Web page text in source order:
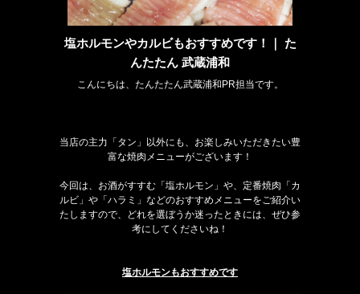
塩ホルモンやカルビもおすすめです！｜ た
んたたん 武蔵浦和
こんにちは、たんたたん武蔵浦和PR担当です。
当店の主力「タン」以外にも、お楽しみいただきたい豊
富な焼肉メニューがございます！
今回は、お酒がすすむ「塩ホルモン」や、定番焼肉「カ
ルビ」や「ハラミ」などのおすすめメニューをご紹介い
たしますので、どれを選ぼうか迷ったときには、ぜひ参
考にしてくださいね！
塩ホルモンもおすすめです